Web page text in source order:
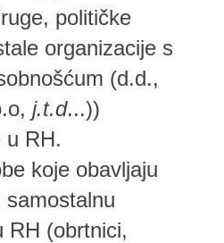
političke
organizacije s
(d.d.,
j.t.d...))
u RH.
koje obavljaju
samostalnu
RH (obrtnici,